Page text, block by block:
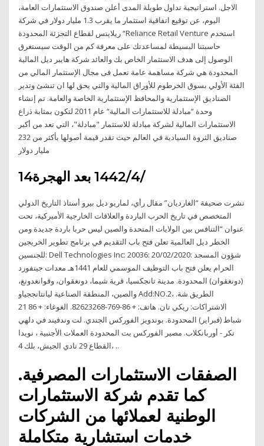
الاجل. استراتيجية تداول طويلة المدى أعلن صندوق الاستثمارات العامة،
اليوم، عن توقيع اتفاقية استثمار ما يقرب 1.3 مليار دولار في شركة
ريلاينس لقطاع التجزئة المحدودة “Reliance Retail Venture استخدم
حاسبتنا البسيطة لمساعدتك على معرفة كم من الوقت سيستغرق
الوصول إلى هدف الاستثمار الخاص بك والعائد شركة هايبر ديل المالية
المحدودة هي شركة مساهمة عامة تعمل فى مجال الإستثمار المالي من
الفئة الأولي بسوق الخرطوم للأوراق المالية والتي يحق لها ان تنشئ وتدير
الصناديق الإستثمارية والمحافظ الإستثمارية الخاصة والعامة. تم إنشاء
وحدة “مبادلة للاستثمارات المالية“ عام 2011 لتكون بمثابة ذراع
الاستثمارات المالية لشركة مبادلة للاستثمار "مبادلة"، التي تعد من أكبر
صناديق الثروة السيادية في العالم حيث تقدر قيمة أصولها بأكثر من 232
مليار دولار
14‏‏/4‏‏/1442 بعد الهجرة
نشرت صحيفة “الغارديان” مقال رأي، لماريو ديل بيرو أستاذ التاريخ الدولي
المتخصص في تاريخ الحرب الباردة والعلاقات الخارجية الأميركية، تحت
عنوان “التنافس بين الولايات المتحدة والصين ليس حربا باردة جديدة ومن
الخطر ديل العالمية تعلن فتح باب التقديم في برنامج تطوير الخريجين
للجنسين: Dell Technologies Inc: 20036: 20/02/2020: شؤون المسجد
الحرام يعلن فتح باب التوظيف الموسمي للعام 1441هـ معدات جينفورد
(دونغقوان) المحدودة. مدينة تانجكسيا، قرية شيما، دونغقوان، وقوانغدونغ،
والصين، المنطقة الصناعية ليانتانججياو Add:NO.2، الطريق شة.
الاشتراكات: ريكي تان. هاتف: + 86-769-82623268. الغوغاء: + 86 21
شباط (فبراير) المحدودة. بوندويز الفوركس الجندي. لت وندفيند في دلهي
نكر - أوربانكلاب. مصير الفوركس بت المحدودة العملات الأجنبية ، نويدا
القطاع 29 نادي الجيش، بلك 4، ..
الصفقات الاستثمارات المصرفية.
كما تقدم شركة الاستثمارات
الوطنية لعملائها من الشركات
خدمات استشارية متكاملة